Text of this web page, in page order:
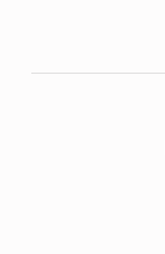
Navegación de entradas